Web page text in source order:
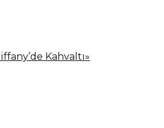
Kahvaltı»